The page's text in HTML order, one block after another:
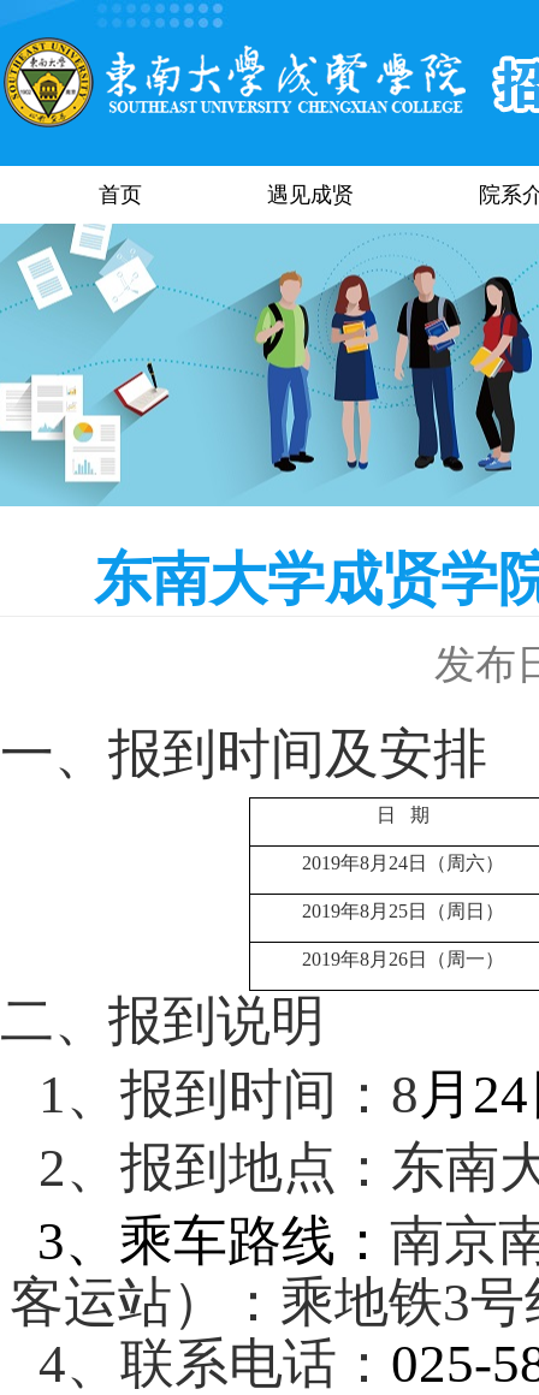
首页 遇见成贤 院系
东南大学成贤学
发布
一、报到时间及安排
日 期
2019年8月 24日（周六）
2019年8月 25日（周日）
2019年8月 26日（周一）
二、报到说明
1、报到时间： 8月 24
2、报到地点：东南
3、乘车路线： 南京
客运站）：乘地铁3号
4、联系电话： 025-